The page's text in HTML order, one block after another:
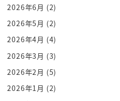
給料上げてくれないんだっ
これ
瀬戸際外交ですねでも
ですよ
核兵器のボタンだけ持って
くれよくれないんだったら
2026年6月 (2)
2026年5月 (2)
2026年4月 (4)
2026年3月 (3)
2026年2月 (5)
2026年1月 (2)